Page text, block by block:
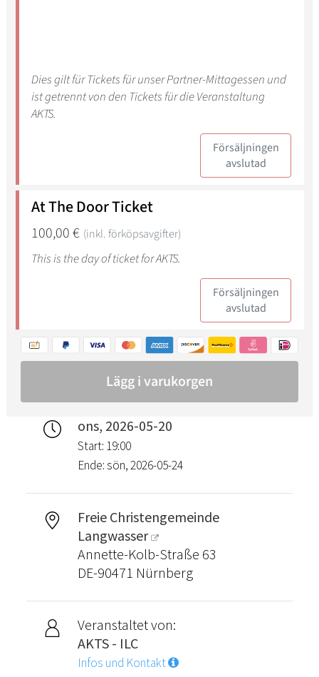
ons, 2026-05-20
Start: 19:00
Ende: sön, 2026-05-24
Freie Christengemeinde
Langwasser
Annette-Kolb-Straße 63
DE-90471 Nürnberg
Veranstaltet von:
AKTS - ILC
Infos und Kontakt